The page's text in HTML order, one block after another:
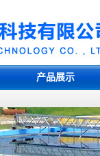
产品展示